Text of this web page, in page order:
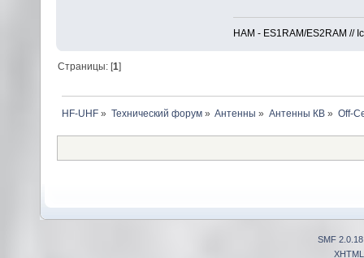
HAM - ES1RAM/ES2RAM //
Страницы: [1]
HF-UHF» Технический форум» Антенны » Антенны КВ » Off-
SMF 2.0.18
XHTML